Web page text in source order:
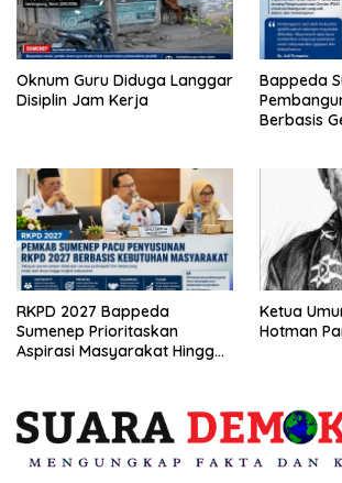
Oknum Guru Diduga Langgar
Disiplin Jam Kerja
Bappeda
Berbasis
RKPD 2027 Bappeda
Sumenep Prioritaskan
Aspirasi Masyarakat Hingga
Ketua
Hotman